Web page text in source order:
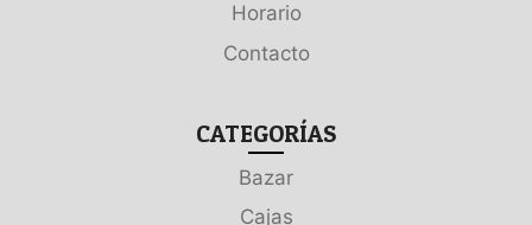
Horario
Contacto
CATEGORÍAS
Bazar
Cajas